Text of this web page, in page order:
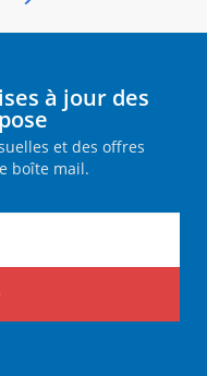
à jour des
et des offres
boîte mail.